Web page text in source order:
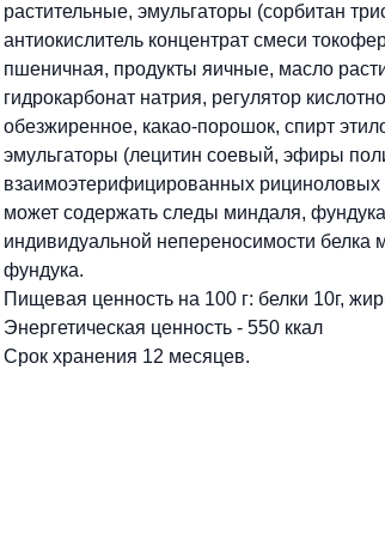
растительные, эмульгаторы (сорбитан
антиокислитель концентрат смеси
пшеничная, продукты яичные, масло
гидрокарбонат натрия, регулятор
обезжиренное, какао-порошок, спирт
эмульгаторы (лецитин соевый, эфиры
взаимоэтерифицированных рициноловых
может содержать следы миндаля,
индивидуальной непереносимости белка
фундука.
Пищевая ценность на 100 г: белки 10г,
Энергетическая ценность - 550 ккал
Срок хранения 12 месяцев.